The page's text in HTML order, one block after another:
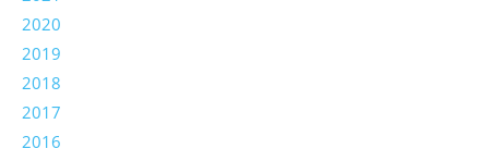
2020
2019
2018
2017
2016